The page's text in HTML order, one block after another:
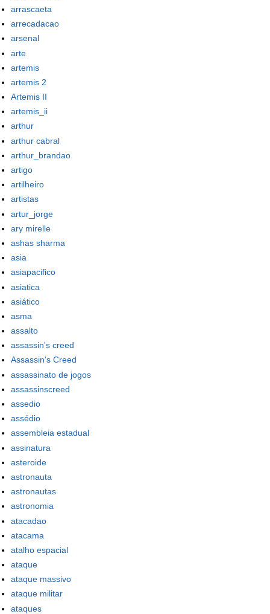
arrascaeta
arrecadacao
arsenal
arte
artemis
artemis 2
Artemis II
artemis_ii
arthur
arthur cabral
arthur_brandao
artigo
artilheiro
artistas
artur_jorge
ary mirelle
ashas sharma
asia
asiapacifico
asiatica
asiático
asma
assalto
assassin's creed
Assassin's Creed
assassinato de jogos
assassinscreed
assedio
assédio
assembleia estadual
assinatura
asteroide
astronauta
astronautas
astronomia
atacadao
atacama
atalho espacial
ataque
ataque massivo
ataque militar
ataques